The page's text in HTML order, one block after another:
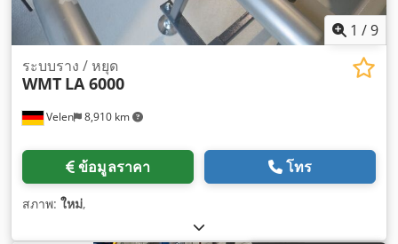
1 /9
Velen 8,910 km
ระบบราง / หยุด
WMT LA 6000
ข้อมูลราคา โทร
สภาพ: ใหม่,